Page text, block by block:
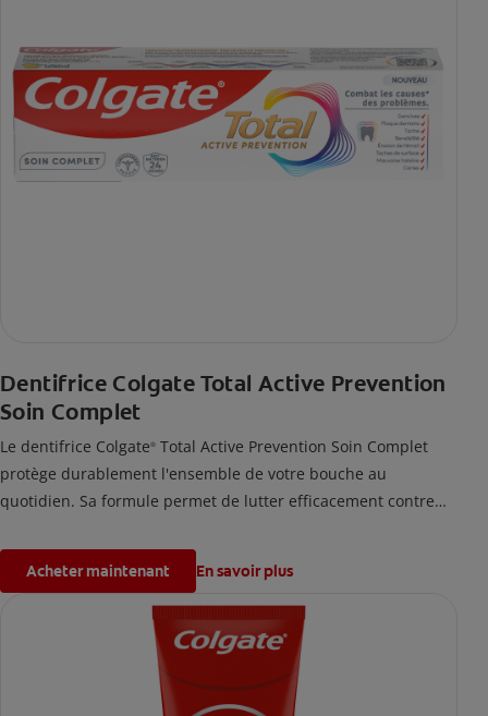
Dentifrice Colgate Total Active Prevention
Soin Complet
Le dentifrice Colgate® Total Active Prevention Soin Complet
protège durablement l'ensemble de votre bouche au
quotidien. Sa formule permet de lutter efficacement contre
les gencives, pour un soin complet.
Acheter maintenant En savoir plus